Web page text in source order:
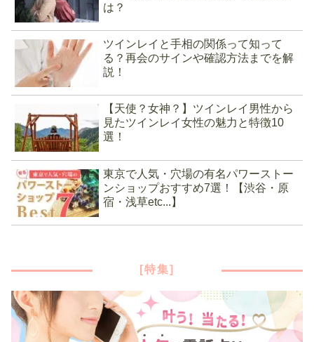
は？
ツインレイと手相の関係って知って
る？再会のサインや確認方法までを解
説！
【天使？女神？】ツインレイ男性から
見たツインレイ女性の魅力と特徴10
選！
東京で人気・穴場の有名パワーストー
ンショップおすすめ7選！【渋谷・原
宿・浅草etc...】
[特集]